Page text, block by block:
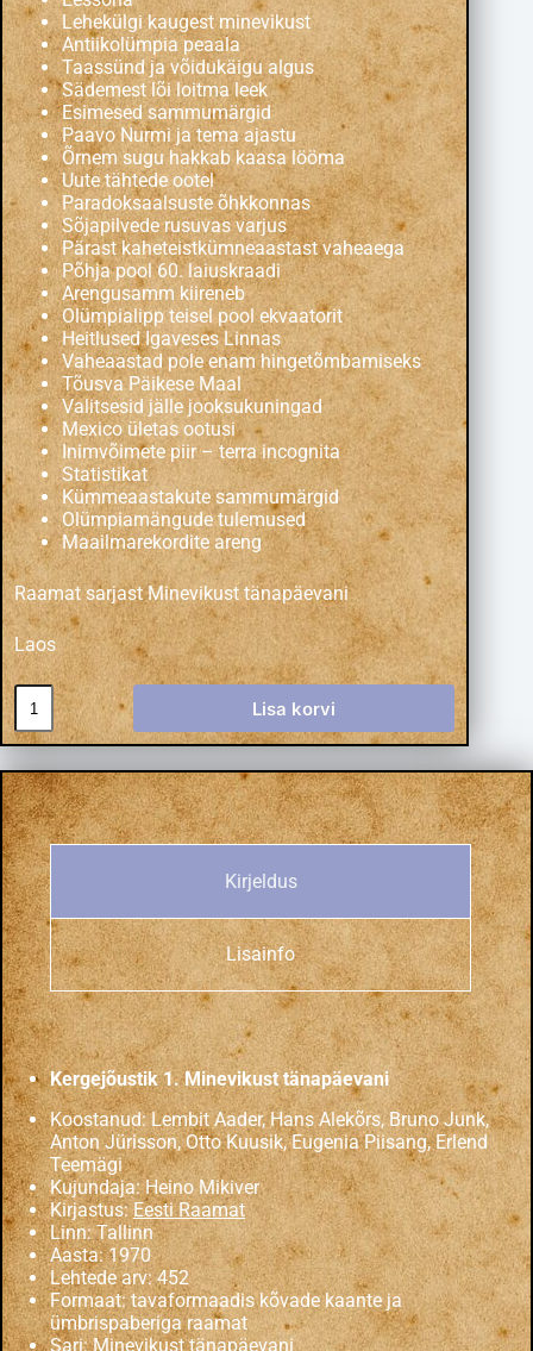
Lehekülgi kaugest minevikust
Antiikolümpia peaala
Taassünd ja võidukäigu algus
Sädemest lõi loitma leek
Esimesed sammumärgid
Paavo Nurmi ja tema ajastu
Õrnem sugu hakkab kaasa lööma
Uute tähtede ootel
Paradoksaalsuste õhkkonnas
Sõjapilvede rusuvas varjus
Pärast kaheteistkümneaastast vaheaega
Põhja pool 60. laiuskraadi
Arengusamm kiireneb
Olümpialipp teisel pool ekvaatorit
Heitlused Igaveses Linnas
Vaheaastad pole enam hingetõmbamiseks
Tõusva Päikese Maal
Valitsesid jälle jooksukuningad
Mexico ületas ootusi
Inimvõimete piir – terra incognita
Statistikat
Kümmeaastakute sammumärgid
Olümpiamängude tulemused
Maailmarekordite areng
Raamat sarjastMinevikust tänapäevani
Laos
Lisa korvi
Kirjeldus
Lisainfo
Kergejõustik 1. Minevikust tänapäevani
Koostanud: Lembit Aader, Hans Alekõrs, Bruno Junk,
Anton Jürisson, Otto Kuusik, Eugenia Piisang, Erlend
Teemägi
Kujundaja: Heino Mikiver
Kirjastus:Eesti Raamat
Linn: Tallinn
Aasta: 1970
Lehtede arv: 452
Formaat: tavaformaadis kõvade kaante ja
ümbrispaberiga raamat
Sari:Minevikust tänapäevani